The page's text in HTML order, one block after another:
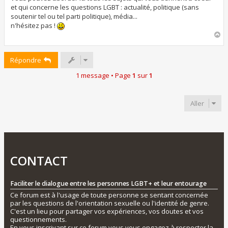
a
g
e
et qui concerne les questions LGBT : actualité, politique (sans
soutenir tel ou tel parti politique), média...
n'hésitez pas !
Répondre
1 message • Page 1 sur1
Aller
CONTACT
Faciliter le dialogue entre les personnes LGBT+ et leur entourage
Ce forum est à l'usage de toute personne se sentant concernée
par les questions de l'orientation sexuelle ou l'identité de genre.
C'est un lieu pour partager vos expériences, vos doutes et vos
questionnements.